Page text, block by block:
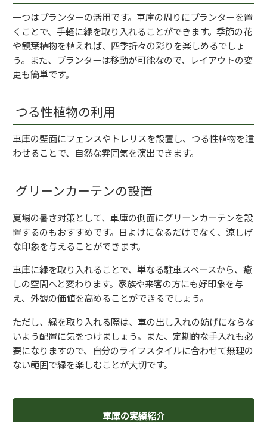
一つはプランターの活用です。車庫の周りにプランターを置
くことで、手軽に緑を取り入れることができます。季節の花
や観葉植物を植えれば、四季折々の彩りを楽しめるでしょ
う。また、プランターは移動が可能なので、レイアウトの変
更も簡単です。
つる性植物の利用
車庫の壁面にフェンスやトレリスを設置し、つる性植物を這
わせることで、自然な雰囲気を演出できます。
グリーンカーテンの設置
夏場の暑さ対策として、車庫の側面にグリーンカーテンを設
置するのもおすすめです。日よけになるだけでなく、涼しげ
な印象を与えることができます。
車庫に緑を取り入れることで、単なる駐車スペースから、癒
しの空間へと変わります。家族や来客の方にも好印象を与
え、外観の価値を高めることができるでしょう。
ただし、緑を取り入れる際は、車の出し入れの妨げにならな
いよう配置に気をつけましょう。また、定期的な手入れも必
要になりますので、自分のライフスタイルに合わせて無理の
ない範囲で緑を楽しむことが大切です。
車庫の実績紹介